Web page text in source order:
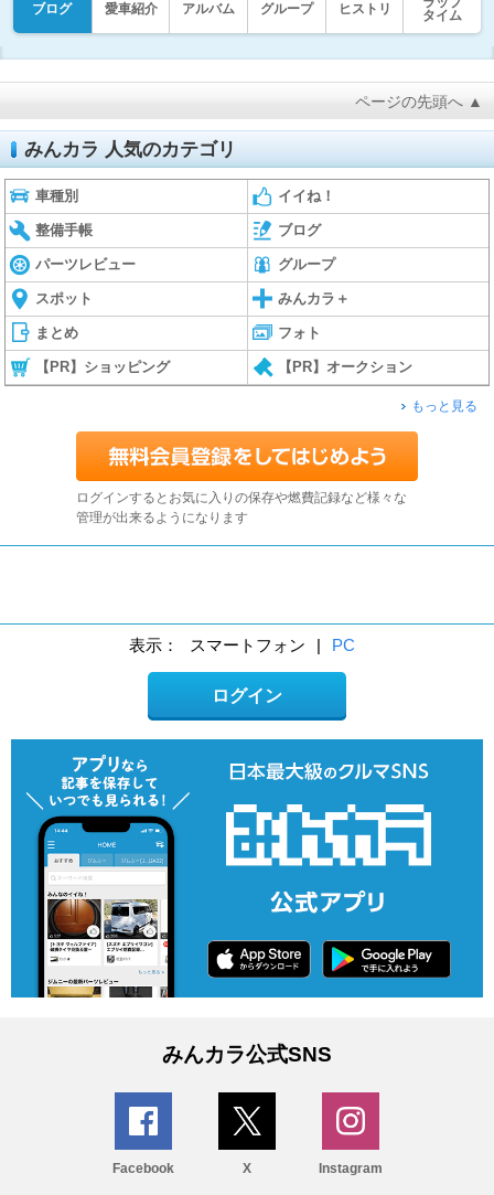
ブログ 愛車紹介 アルバム グループ ヒストリ
タイム
ページの先頭へ ▲
みんカラ 人気のカテゴリ
車種別 イイね！
整備手帳 ブログ
パーツレビュー グループ
スポット みんカラ＋
まとめ フォト
【PR】ショッピング 【PR】オークション
もっと見る
ログインするとお気に入りの保存や燃費記録など様々な
管理が出来るようになります
表示： スマートフォン | PC
ログイン
みんカラ公式SNS
Facebook X Instagram